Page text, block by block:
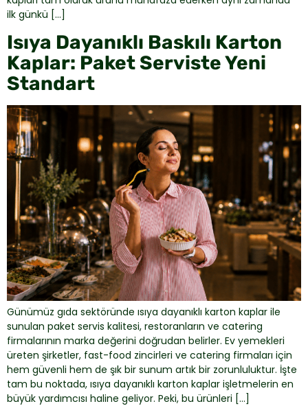
ilk günkü […]
Isıya Dayanıklı Baskılı Karton
Kaplar: Paket Serviste Yeni
Standart
Günümüz gıda sektöründe ısıya dayanıklı karton kaplar ile
sunulan paket servis kalitesi, restoranların ve catering
firmalarının marka değerini doğrudan belirler. Ev yemekleri
üreten şirketler, fast-food zincirleri ve catering firmaları için
hem güvenli hem de şık bir sunum artık bir zorunluluktur. İşte
tam bu noktada, ısıya dayanıklı karton kaplar işletmelerin en
büyük yardımcısı haline geliyor. Peki, bu ürünleri […]